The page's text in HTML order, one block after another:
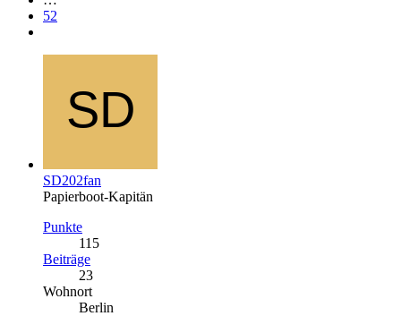
52
SD202fan
Papierboot-Kapitän
Punkte
115
Beiträge
23
Wohnort
Berlin